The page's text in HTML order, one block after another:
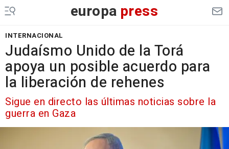
europa press
INTERNACIONAL
Judaísmo Unido de la Torá
apoya un posible acuerdo para
la liberación de rehenes
Sigue en directo las últimas noticias sobre la
guerra en Gaza